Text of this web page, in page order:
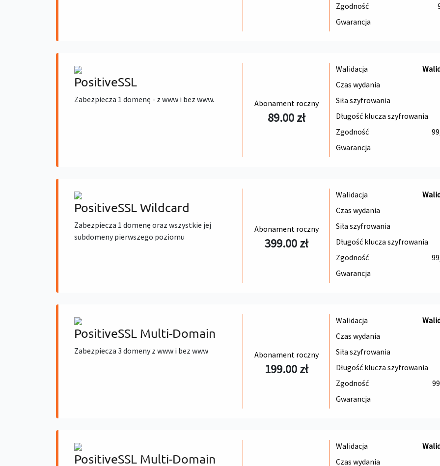
Zgodność
Gwarancja
PositiveSSL
Zabezpiecza 1 domenę - z www i bez www. Abonament roczny
89.00 zł
Walidacja
Czas wydania
Siła szyfrowania
Długość klucza szyfrowania
Zgodność
Gwarancja
PositiveSSL Wildcard
Zabezpiecza 1 domenę oraz wszystkie jej
subdomeny pierwszego poziomu
Abonament roczny
399.00 zł
Walidacja
Czas wydania
Siła szyfrowania
Długość klucza szyfrowania
Zgodność
Gwarancja
PositiveSSL Multi-Domain
Zabezpiecza 3 domeny z www i bez www Abonament roczny
199.00 zł
Walidacja
Czas wydania
Siła szyfrowania
Długość klucza szyfrowania
Zgodność
Gwarancja
PositiveSSL Multi-Domain
Walidacja
Czas wydania